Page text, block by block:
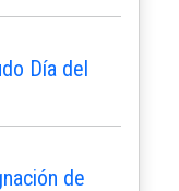
Día del
de